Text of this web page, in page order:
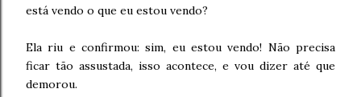
está vendo o que eu estou vendo?
Ela riu e confirmou: sim, eu estou vendo! Não precisa
ficar tão assustada, isso acontece, e vou dizer até que
demorou.